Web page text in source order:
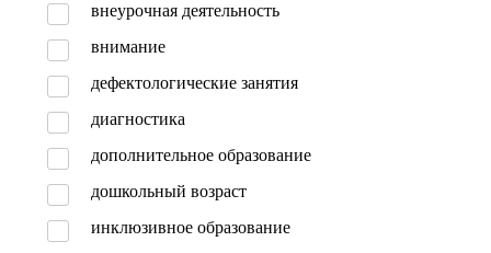
внеурочная деятельность
внимание
дефектологические занятия
диагностика
дополнительное образование
дошкольный возраст
инклюзивное образование